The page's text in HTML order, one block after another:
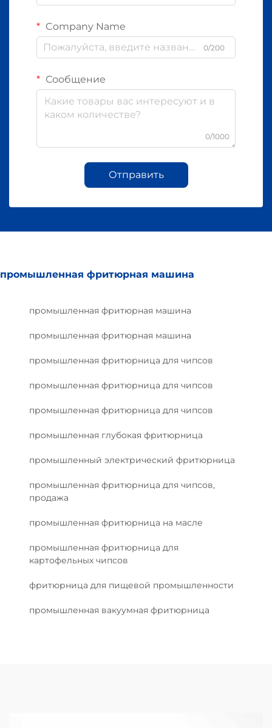
Company Name
0/200
Сообщение
0/1000
Отправить
промышленная фритюрная машина
промышленная фритюрная машина
промышленная фритюрная машина
промышленная фритюрница для чипсов
промышленная фритюрница для чипсов
промышленная фритюрница для чипсов
промышленная глубокая фритюрница
промышленный электрический фритюрница
промышленная фритюрница для чипсов,
продажа
промышленная фритюрница на масле
промышленная фритюрница для
картофельных чипсов
фритюрница для пищевой промышленности
промышленная вакуумная фритюрница